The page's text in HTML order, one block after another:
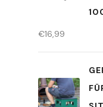
€16,99